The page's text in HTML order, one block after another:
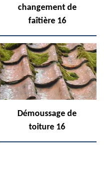
changement de
faîtière 16
Démoussage de
toiture 16